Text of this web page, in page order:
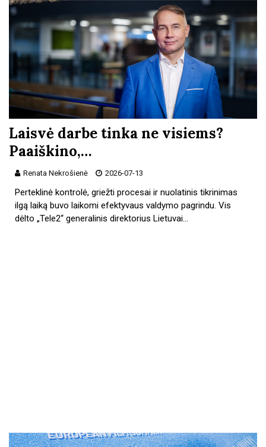
Laisvė darbe tinka ne visiems?
Paaiškino,…
Renata Nekrošienė 2026-07-13
Perteklinė kontrolė, griežti procesai ir nuolatinis tikrinimas
ilgą laiką buvo laikomi efektyvaus valdymo pagrindu. Vis
dėlto „Tele2“ generalinis direktorius Lietuvai…